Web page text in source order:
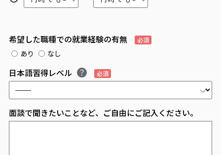
希望した職種での就業経験の有無 必須
あり なし
日本語習得レベル 必須
面談で聞きたいことなど、ご自由にご記入ください。